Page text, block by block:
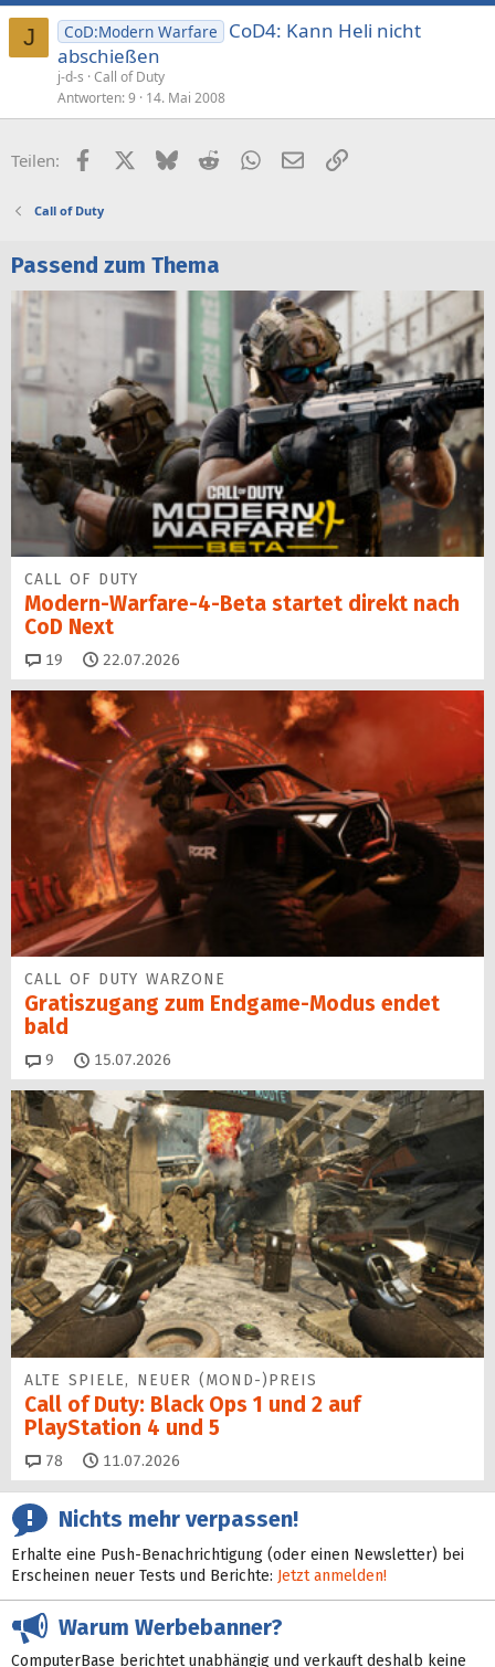
J CoD:Modern Warfare
CoD4: Kann Heli nicht
abschießen
j-d-s Call of Duty
Antworten 9 14. Mai 2008
Teilen: FacebookX (Twitter)
BlueskyRedditWhatsApp
E-MailLink
Call of Duty
Passend zum Thema
CALL OF DUTY
Modern-Warfare-4-Beta startet direkt nach
CoD Next
19 Kommentare
22.07.2026
CALL OF DUTY WARZONE
Gratiszugang zum Endgame-Modus endet
bald
9 Kommentare
15.07.2026
ALTE SPIELE, NEUER (MOND-)PREIS
Call of Duty: Black Ops 1 und 2 auf
PlayStation 4 und 5
78 Kommentare
11.07.2026
Nichts mehr verpassen!
Erhalte eine Push-Benachrichtigung (oder einen Newsletter) bei
Erscheinen neuer Tests und Berichte: Jetzt anmelden!
Warum Werbebanner?
ComputerBase berichtet unabhängig und verkauft deshalb keine